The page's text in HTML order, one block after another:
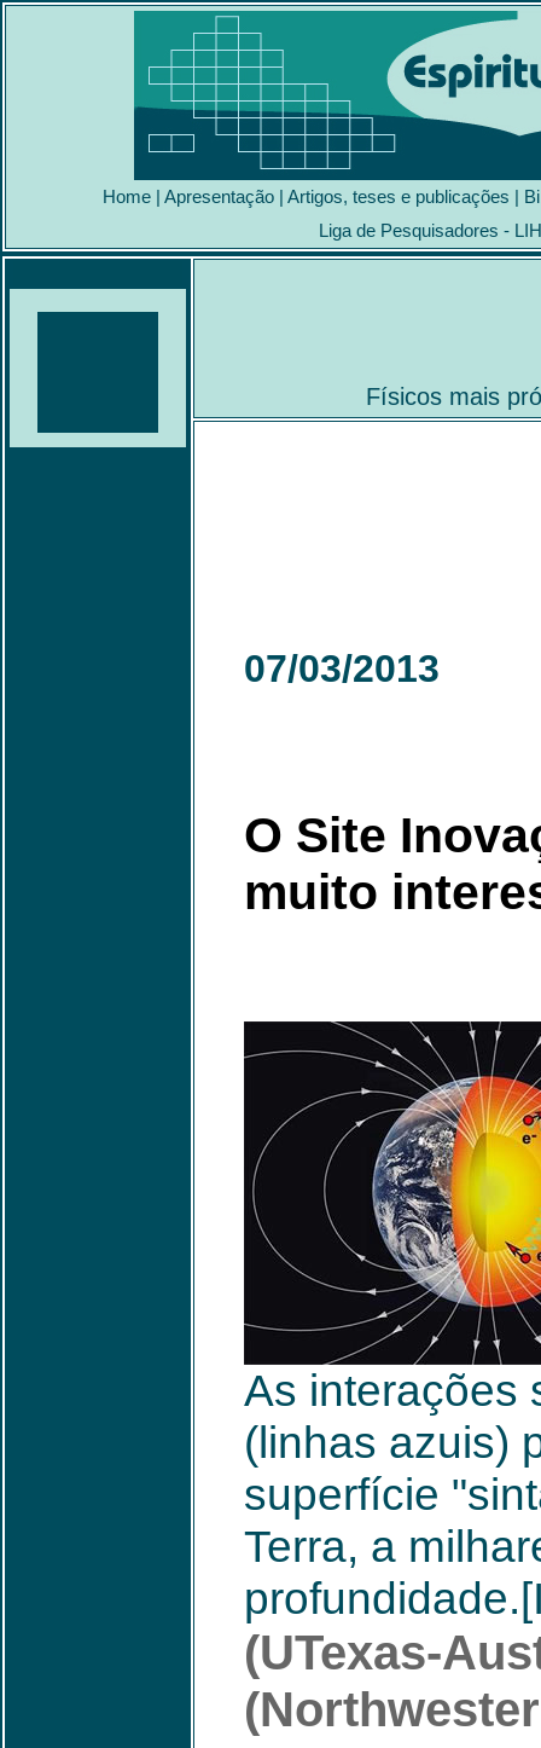
Home | Apresentação | Artigos, teses e publicações |
Liga de Pesquisadores -
Físicos mais
07/03/2013
O Site
muito
As interações
(linhas azuis)
superfície
Terra, a
(UTexas-